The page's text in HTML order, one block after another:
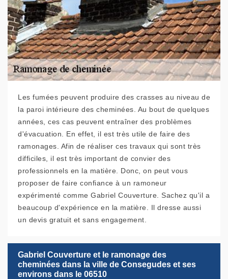
Les fumées peuvent produire des crasses au niveau de
la paroi intérieure des cheminées. Au bout de quelques
années, ces cas peuvent entraîner des problèmes
d'évacuation. En effet, il est très utile de faire des
ramonages. Afin de réaliser ces travaux qui sont très
difficiles, il est très important de convier des
professionnels en la matière. Donc, on peut vous
proposer de faire confiance à un ramoneur
expérimenté comme Gabriel Couverture. Sachez qu'il a
beaucoup d'expérience en la matière. Il dresse aussi
un devis gratuit et sans engagement.
Gabriel Couverture et le ramonage des
cheminées dans la ville de Consegudes et ses
environs dans le 06510